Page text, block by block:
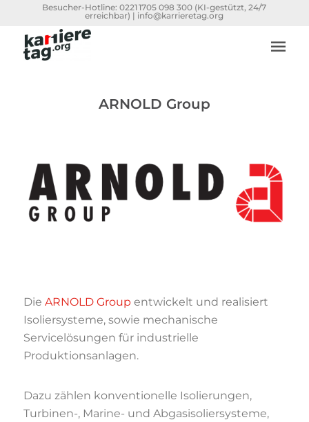
Besucher-Hotline:0221 1705 098 300 (KI-gestützt, 24/7
erreichbar) | info@karrieretag.org
ARNOLD Group
Die ARNOLD Group entwickelt und realisiert
Isoliersysteme, sowie mechanische
Servicelösungen für industrielle
Produktionsanlagen.
Dazu zählen konventionelle Isolierungen,
Turbinen-, Marine- und Abgasisoliersysteme,